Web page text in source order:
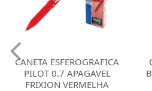
CANETA ESFEROGRAFICA
PILOT 0.7 APAGAVEL
FRIXION VERMELHA